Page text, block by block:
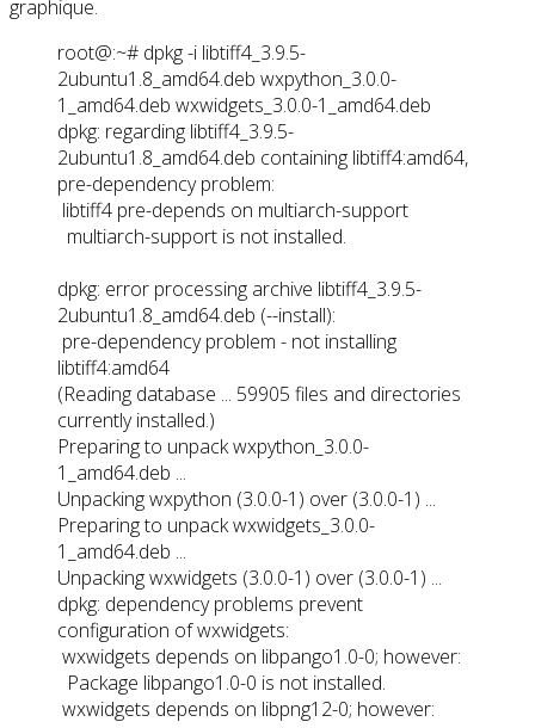
graphique.
root@:~# dpkg -i libtiff4_3.9.5-
2ubuntu1.8_amd64.deb wxpython_3.0.0-
1_amd64.deb wxwidgets_3.0.0-1_amd64.deb
dpkg: regarding libtiff4_3.9.5-
2ubuntu1.8_amd64.deb containing libtiff4:amd64,
pre-dependency problem:
libtiff4 pre-depends on multiarch-support
multiarch-support is not installed.
dpkg: error processing archive libtiff4_3.9.5-
2ubuntu1.8_amd64.deb (--install):
pre-dependency problem - not installing
libtiff4:amd64
(Reading database ... 59905 files and directories
currently installed.)
Preparing to unpack wxpython_3.0.0-
1_amd64.deb ...
Unpacking wxpython (3.0.0-1) over (3.0.0-1) ...
Preparing to unpack wxwidgets_3.0.0-
1_amd64.deb ...
Unpacking wxwidgets (3.0.0-1) over (3.0.0-1) ...
dpkg: dependency problems prevent
configuration of wxwidgets:
wxwidgets depends on libpango1.0-0; however:
Package libpango1.0-0 is not installed.
wxwidgets depends on libpng12-0; however: